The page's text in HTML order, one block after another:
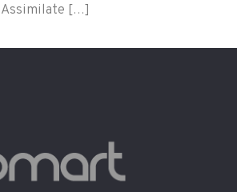
Assimilate […]